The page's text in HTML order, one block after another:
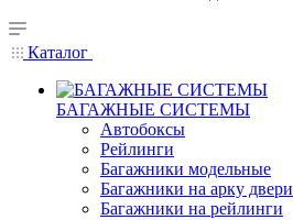
Каталог
БАГАЖНЫЕ СИСТЕМЫ
Автобоксы
Рейлинги
Багажники модельные
Багажники на арку двери
Багажники на рейлинги